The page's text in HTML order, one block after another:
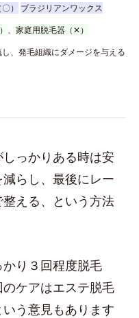
）
ブラジリアンワックス
、 家庭用脱毛器（✕）
、発毛組織にダメージを与える
っかりある時は安
らし、最後にレー
える、という方法
り３回程度脱毛
ケアはエステ脱毛
う意見もあります